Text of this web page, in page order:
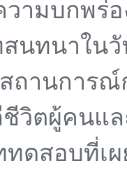
ามบกพร่
นทนาในวั
ถานการ
วิตผู้คนแ
ทดสอบที่เ